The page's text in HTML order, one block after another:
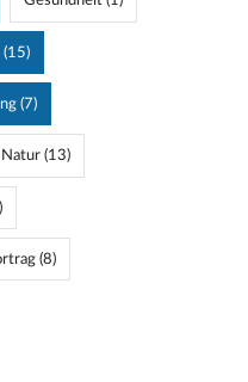
(15)
(7)
Natur (13)
(8)